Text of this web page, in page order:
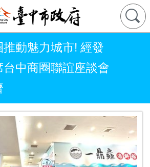
推動魅力城市! 經發
台中商圈聯誼座談會